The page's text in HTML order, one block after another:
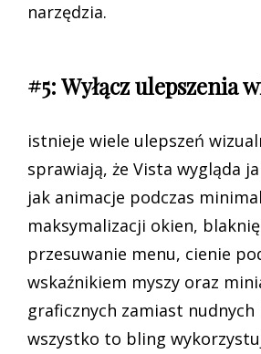
narzędzia.
#5: Wyłącz ulepszenia
istnieje wiele ulepszeń
sprawiają, że Vista wygląda
jak animacje podczas
maksymalizacji okien,
przesuwanie menu, cienie
wskaźnikiem myszy oraz
graficznych zamiast nudnych
wszystko to bling